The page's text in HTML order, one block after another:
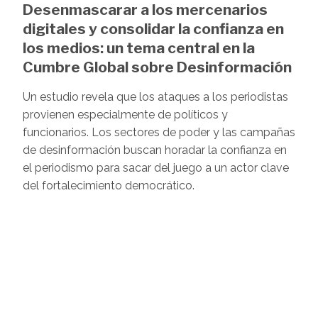
Desenmascarar a los mercenarios
digitales y consolidar la confianza en
los medios: un tema central en la
Cumbre Global sobre Desinformación
Un estudio revela que los ataques a los periodistas
provienen especialmente de políticos y
funcionarios. Los sectores de poder y las campañas
de desinformación buscan horadar la confianza en
el periodismo para sacar del juego a un actor clave
del fortalecimiento democrático.